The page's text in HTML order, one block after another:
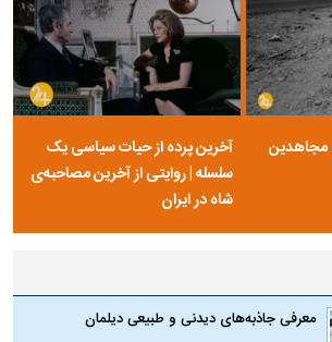
مجاهدین
آخرین پرده از حیات سیاسی یک
سلسله | روایتی از آخرین مصاحبه‌ی
شاه در ایران
معرفی جاذبه‌های دیدنی و طبیعی دیلمان